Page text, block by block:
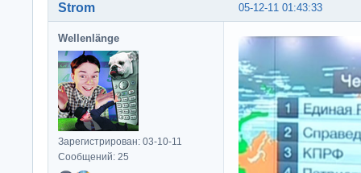
05-12-11 01:43:33
Strom
Wellenlänge
Зарегистрирован: 03-10-11
Сообщений: 25